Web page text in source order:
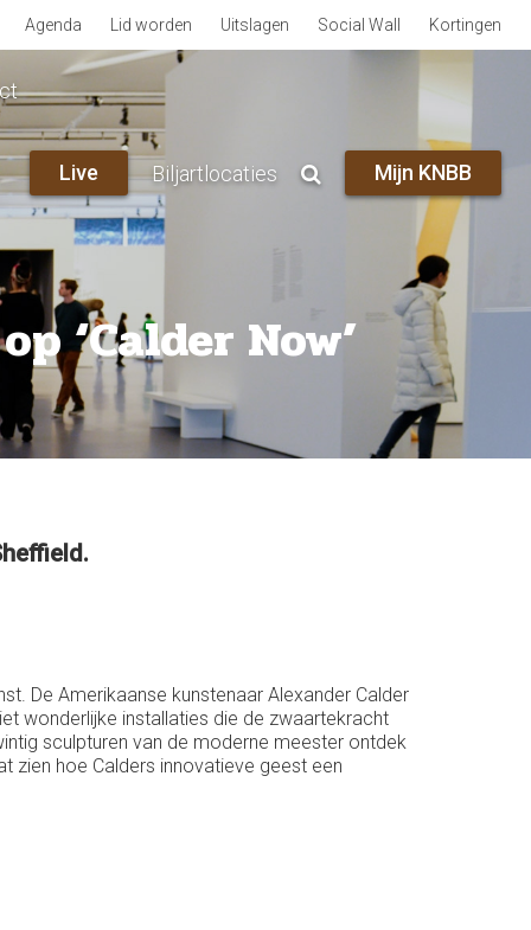
Agenda Lid worden Uitslagen Social Wall Kortingen
Live Biljartlocaties Mijn KNBB
‘Calder Now’
De Amerikaanse kunstenaar Alexander Calder
wonderlijke installaties die de zwaartekracht
sculpturen van de moderne meester ontdek
zien hoe Calders innovatieve geest een